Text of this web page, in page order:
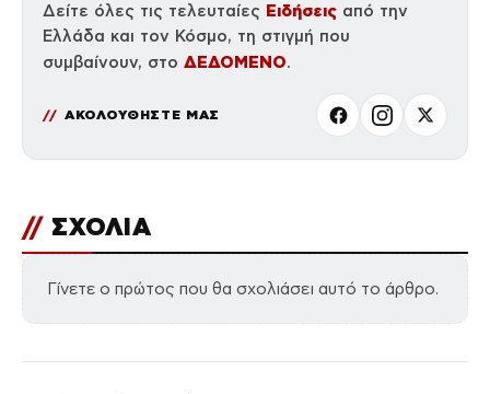
Δείτε όλες τις τελευταίες Ειδήσεις από την
Ελλάδα και τον Κόσμο, τη στιγμή που
συμβαίνουν, στο ΔΕΔΟΜΕΝΟ.
ΑΚΟΛΟΥΘΗΣΤΕ ΜΑΣ
// ΣΧΟΛΙΑ
Γίνετε ο πρώτος που θα σχολιάσει αυτό το άρθρο.